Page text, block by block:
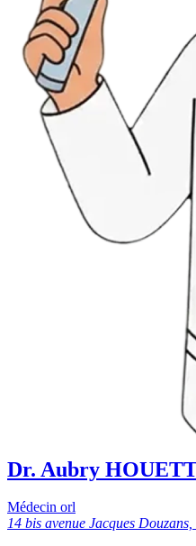
Dr. Aubry
Médecin orl
14 bis avenue Jacques